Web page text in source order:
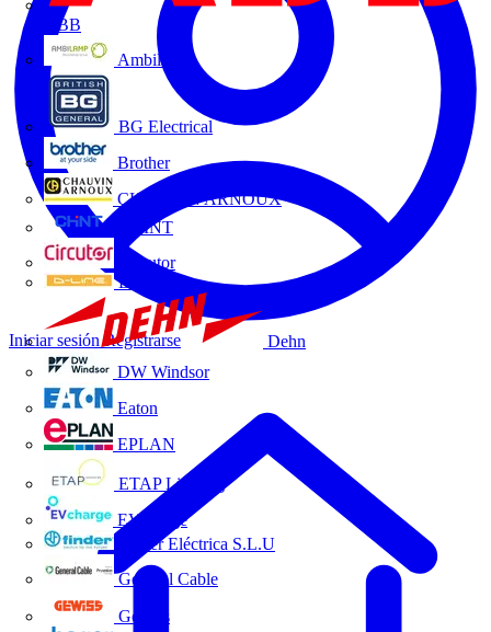
ABB
Ambilamp
BG Electrical
Brother
CHAUVIN ARNOUX
CHINT
Circutor
D-Line
Dehn
DW Windsor
Eaton
EPLAN
ETAP Lighting
EVcharge
Finder Eléctrica S.L.U
General Cable
Gewiss
Iniciar sesión Registrarse